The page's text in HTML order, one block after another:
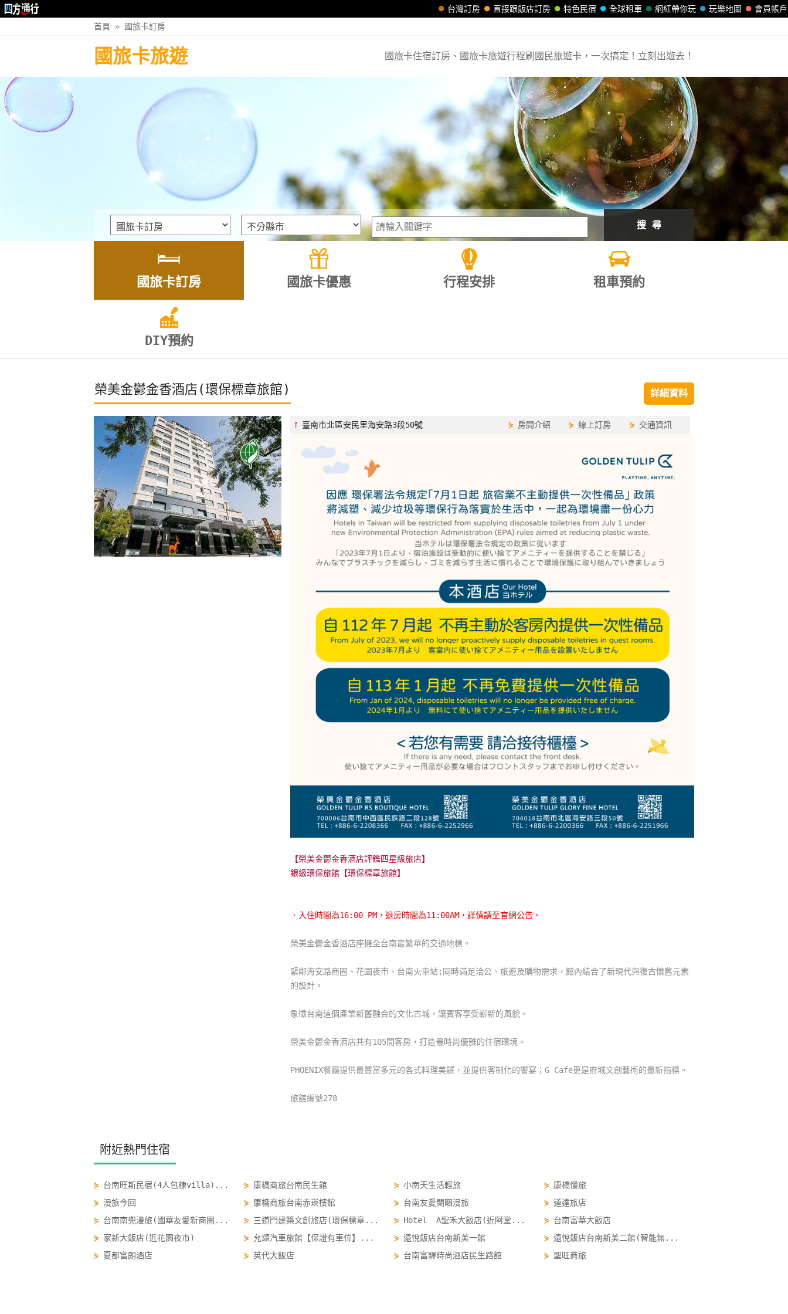
會員帳戶
玩樂地圖
網紅帶你玩
全球租車
特色民宿
直接跟飯店訂房
台灣訂房
首頁 » 國旅卡訂房
國旅卡旅遊 國旅卡住宿訂房、國旅卡旅遊行程刷國民旅遊卡，一次搞定！立刻出遊去！
搜 尋
國旅卡訂房 國旅卡優惠 行程安排 租車預約
DIY預約
榮美金鬱金香酒店(環保標章旅館) 詳細資料
⫯ 臺南市北區安民里海安路3段50號 ⋟ 房間介紹 ⋟線上訂房 ⋟ 交通資訊
【榮美金鬱金香酒店評鑑四星級旅店】
銀級環保旅館【環保標章旅館】
．入住時間為16:00 PM，退房時間為11:00AM，詳情請至官網公告。
榮美金鬱金香酒店座擁全台南最繁華的交通地標。
緊鄰海安路商圈、花園夜市、台南火車站;同時滿足洽公、旅遊及購物需求，館內結合了新現代與復古懷舊元素
的設計。
象徵台南這個產業新舊融合的文化古城，讓賓客享受嶄新的風貌。
榮美金鬱金香酒店共有105間客房，打造最時尚優雅的住宿環境。
PHOENIX餐廳提供最豐富多元的各式料理美饌，並提供客制化的饗宴；G Cafe更是府城文創藝術的最新指標。
旅館編號278
附近熱門住宿
⋟ 台南旺斯民宿(4人包棟villa)... ⋟ 康橋商旅台南民生館 ⋟ 小南天生活輕旅 ⋟ 康橋慢旅
⋟ 漫旅今回 ⋟ 康橋商旅台南赤崁樓館 ⋟ 台南友愛閤睏漫旅 ⋟ 道達旅店
⋟ 台南南兜漫旅(國華友愛新商圈... ⋟ 三道門建築文創旅店(環保標章... ⋟ Hotel A聖禾大飯店(近阿堂... ⋟ 台南富華大飯店
⋟ 家新大飯店(近花園夜市) ⋟ 允頌汽車旅館【保證有車位】... ⋟ 遠悅飯店台南新美一館 ⋟ 遠悅飯店台南新美二館(智能無...
⋟
夏都富朗酒店 ⋟ 英代大飯店 ⋟ 台南富驛時尚酒店民生路館 ⋟ 聖旺商旅